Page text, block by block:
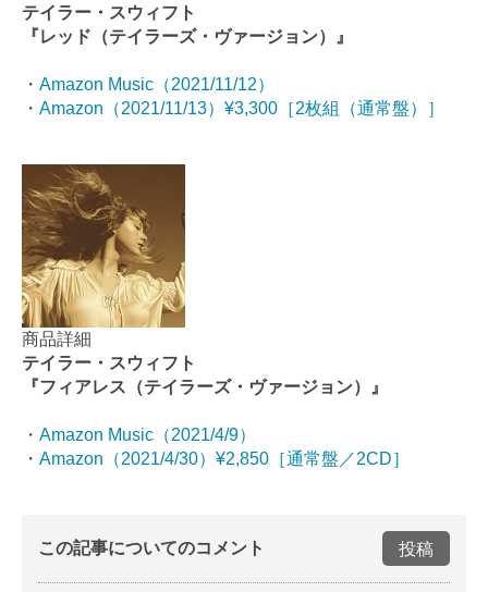
テイラー・スウィフト
『レッド（テイラーズ・ヴァージョン）』
・ Amazon Music（2021/11/12）
・ Amazon（2021/11/13）¥3,300［2枚組（通常盤）］
商品詳細
テイラー・スウィフト
『フィアレス（テイラーズ・ヴァージョン）』
・ Amazon Music（2021/4/9）
・ Amazon（2021/4/30）¥2,850［通常盤／2CD］
この記事についてのコメント 投稿